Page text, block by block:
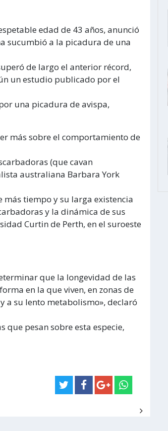
edad de 43 años, anunció
sucumbió a la picadura de una
de largo el anterior récord,
un estudio publicado por el
una picadura de avispa,
más sobre el comportamiento de
(que cavan
australiana Barbara York
más tiempo y su larga existencia
y la dinámica de sus
Curtin de Perth, en el suroeste
que la longevidad de las
en la que viven, en zonas de
a su lento metabolismo», declaró
pesan sobre esta especie,